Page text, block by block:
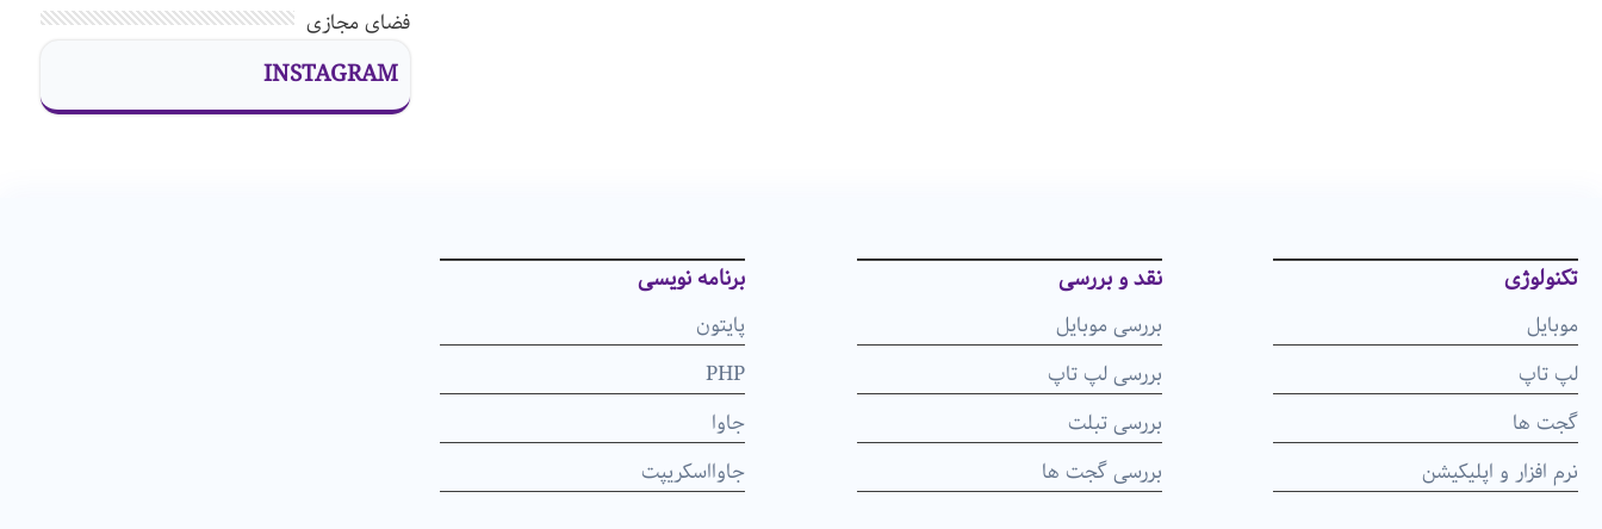
فضای مجازی
INSTAGRAM
تکنولوژی
موبایل
لپ تاپ
گجت ها
نرم افزار و اپلیکیشن
نقد و بررسی
بررسی موبایل
بررسی لپ تاپ
بررسی تبلت
بررسی گجت ها
برنامه نویسی
پایتون
PHP
جاوا
جاوااسکریپت